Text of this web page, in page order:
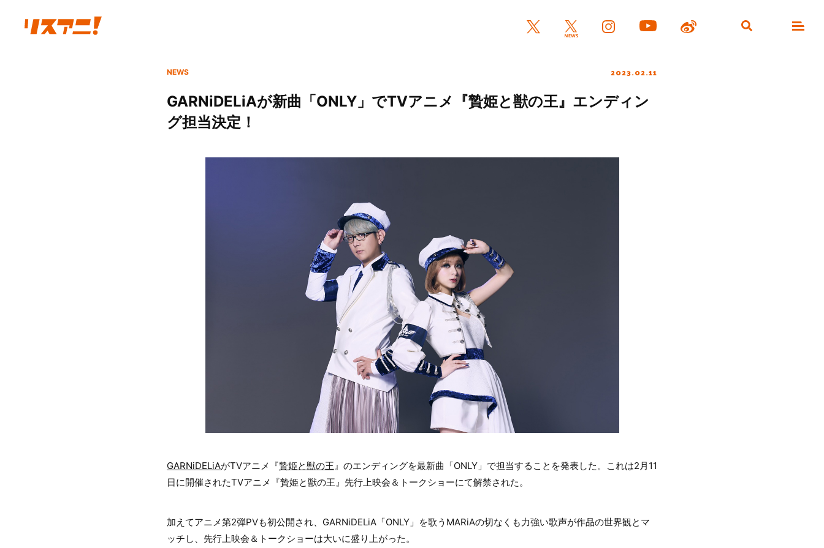
NEWS 2023.02.11
GARNiDELiAが新曲「ONLY」でTVアニメ『贄姫と獣の王』エンディン
グ担当決定！
GARNiDELiAがTVアニメ『贄姫と獣の王』のエンディングを最新曲「ONLY」で担当することを発表した。これは2月11
日に開催されたTVアニメ『贄姫と獣の王』先行上映会＆トークショーにて解禁された。
加えてアニメ第2弾PVも初公開され、GARNiDELiA「ONLY」を歌うMARiAの切なくも力強い歌声が作品の世界観とマ
ッチし、先行上映会＆トークショーは大いに盛り上がった。